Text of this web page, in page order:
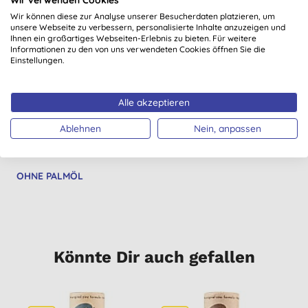
WOMEN-OWNED
MARKEN
SICHER FÜR
MICROPLASTIC
OHNE PALMÖL
Könnte Dir auch gefallen
Wir können diese zur Analyse unserer Besucherdaten platzieren, um
unsere Webseite zu verbessern, personalisierte Inhalte anzuzeigen und
Ihnen ein großartiges Webseiten-Erlebnis zu bieten. Für weitere
Informationen zu den von uns verwendeten Cookies öffnen Sie die
Einstellungen.
Alle akzeptieren
Ablehnen Nein, anpassen